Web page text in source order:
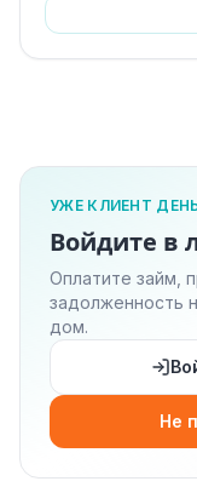
УЖЕ КЛИЕНТ
Войдите в
Оплатите займ,
задолженность
дом.
Не